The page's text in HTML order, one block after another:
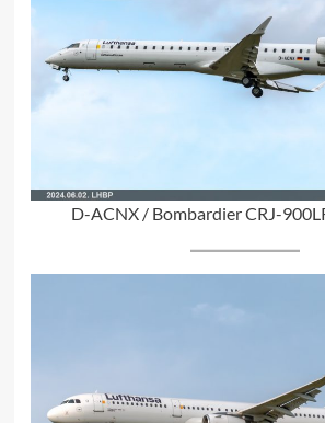
D-ACNX / Bombardier CRJ-